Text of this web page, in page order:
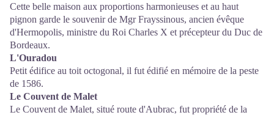
Cette belle maison aux proportions harmonieuses et au haut
pignon garde le souvenir de Mgr Frayssinous, ancien évêque
d'Hermopolis, ministre du Roi Charles X et précepteur du Duc de
Bordeaux.
L'Ouradou
Petit édifice au toit octogonal, il fut édifié en mémoire de la peste
de 1586.
Le Couvent de Malet
Le Couvent de Malet, situé route d'Aubrac, fut propriété de la